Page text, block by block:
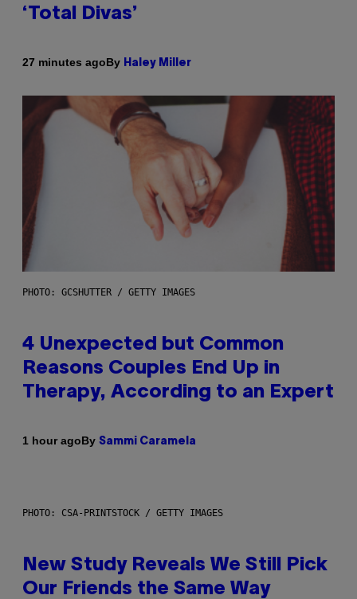
‘Total Divas’
27 minutes agoBy Haley Miller
PHOTO: GCSHUTTER / GETTY IMAGES
4 Unexpected but Common
Reasons Couples End Up in
Therapy, According to an Expert
1 hour agoBy Sammi Caramela
PHOTO: CSA-PRINTSTOCK / GETTY IMAGES
New Study Reveals We Still Pick
Our Friends the Same Way